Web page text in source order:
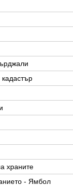
храните
- Ямбол